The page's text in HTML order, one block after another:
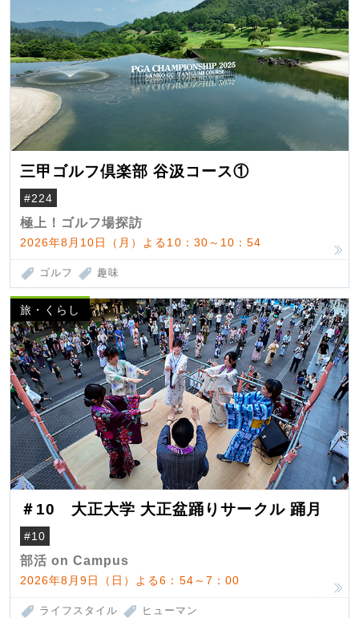
三甲ゴルフ倶楽部 谷汲コース①
#224
極上！ゴルフ場探訪
2026年8月10日（月）よる10：30～10：54
ゴルフ 趣味
旅・くらし
＃10 大正大学 大正盆踊りサークル 踊月
#10
部活 on Campus
2026年8月9日（日）よる6：54～7：00
ライフスタイル ヒューマン